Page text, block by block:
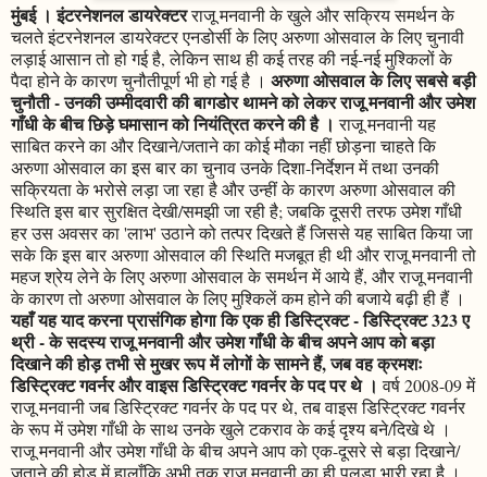
मुंबई । इंटरनेशनल डायरेक्टरराजू मनवानी के खुले और सक्रिय समर्थन के
चलते इंटरनेशनल डायरेक्टर एनडोर्सी के लिए अरुणा ओसवाल के लिए चुनावी
लड़ाई आसान तो हो गई है, लेकिन साथ ही कई तरह की नई-नई मुश्किलों के
पैदा होने के कारण चुनौतीपूर्ण भी हो गई है । अरुणा ओसवाल के लिए सबसे बड़ी
चुनौती - उनकी उम्मीदवारी की बागडोर थामने को लेकर राजू मनवानी और उमेश
गाँधी के बीच छिड़े घमासान को नियंत्रित करने की है । राजू मनवानी यह
साबित करने का और दिखाने/जताने का कोई मौका नहीं छोड़ना चाहते कि
अरुणा ओसवाल का इस बार का चुनाव उनके दिशा-निर्देशन में तथा उनकी
सक्रियता के भरोसे लड़ा जा रहा है और उन्हीं के कारण अरुणा ओसवाल की
स्थिति इस बार सुरक्षित देखी/समझी जा रही है; जबकि दूसरी तरफ उमेश गाँधी
हर उस अवसर का 'लाभ' उठाने को तत्पर दिखते हैं जिससे यह साबित किया जा
सके कि इस बार अरुणा ओसवाल की स्थिति मजबूत ही थी और राजू मनवानी तो
महज श्रेय लेने के लिए अरुणा ओसवाल के समर्थन में आये हैं, और राजू मनवानी
के कारण तो अरुणा ओसवाल के लिए मुश्किलें कम होने की बजाये बढ़ी ही हैं ।
यहाँ यह याद करना प्रासंगिक होगा कि एक ही डिस्ट्रिक्ट - डिस्ट्रिक्ट 323 ए
थ्री - के सदस्य राजू मनवानी और उमेश गाँधी के बीच अपने आप को बड़ा
दिखाने की होड़ तभी से मुखर रूप में लोगों के सामने हैं, जब वह क्रमशः
डिस्ट्रिक्ट गवर्नर और वाइस डिस्ट्रिक्ट गवर्नर के पद पर थे । वर्ष 2008-09 में
राजू मनवानी जब डिस्ट्रिक्ट गवर्नर के पद पर थे, तब वाइस डिस्ट्रिक्ट गवर्नर
के रूप में उमेश गाँधी के साथ उनके खुले टकराव के कई दृश्य बने/दिखे थे ।
राजू मनवानी और उमेश गाँधी के बीच अपने आप को एक-दूसरे से बड़ा दिखाने/
जताने की होड़ में हालाँकि अभी तक राजू मनवानी का ही पलड़ा भारी रहा है ।